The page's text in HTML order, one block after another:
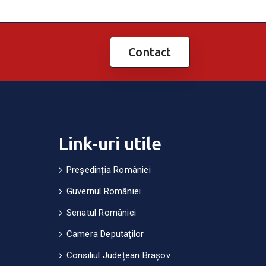
Contact
Link-uri utile
Președinția României
Guvernul României
Senatul României
Camera Deputaților
Consiliul Județean Brașov